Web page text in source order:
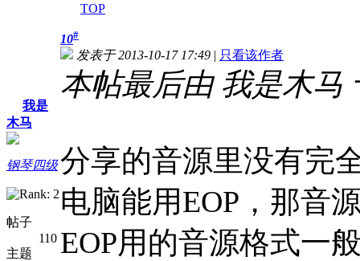
TOP
我是
木马
钢琴四级
帖子
110
主题
10#
发表于 2013-10-17 17:49 | 只看该作者
本帖最后由 我是木马
分享的音源里没有完
电脑能用EOP，那音
EOP用的音源格式一